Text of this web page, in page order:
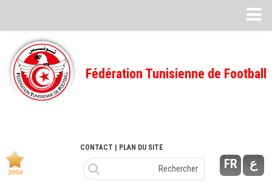
Feuille de match
FMI – 2022/2023
Ligue I – 2022/2023
Ligue I – 2020/2021
Fédération Tunisienne de Football
FR ع
CONTACT | PLAN DU SITE